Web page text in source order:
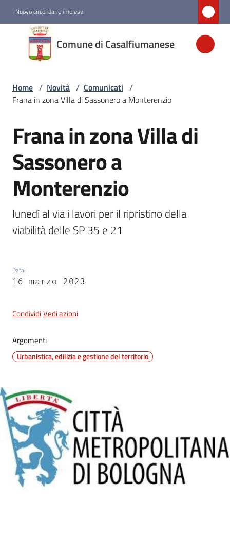
Nuovo circondario imolese
Comune di Casalfiumanese
Comune di
Casalfiumanese
Amministrazione
Menu selezionato
Servizi
Vivere
5x1000
on-
line
Tutti
gli
Home / Novità / Comunicati /
Frana in zona Villa di Sassonero a Monterenzio
Salta al contenuto
Frana in zona Villa di
Sassonero a
Monterenzio
lunedì al via i lavori per il ripristino della
viabilità delle SP 35 e 21
Data:
16 marzo 2023
CondividiVedi azioni
Argomenti
Urbanistica, edilizia e gestione del territorio